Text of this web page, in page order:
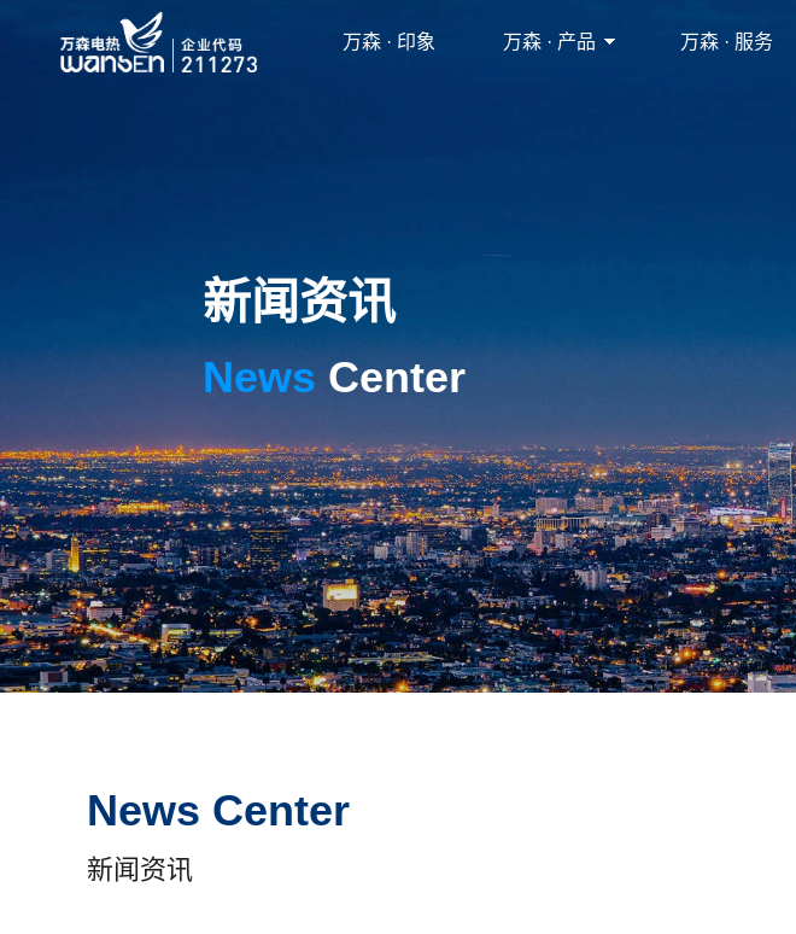
万森 · 印象 万森 · 产品 万森 · 服务
新闻资讯
News Center
News Center
新闻资讯